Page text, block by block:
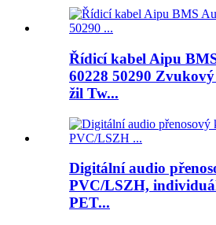
Řídicí kabel Aipu
60228 50290
žil Tw...
Digitální audio
PVC/LSZH,
PET...